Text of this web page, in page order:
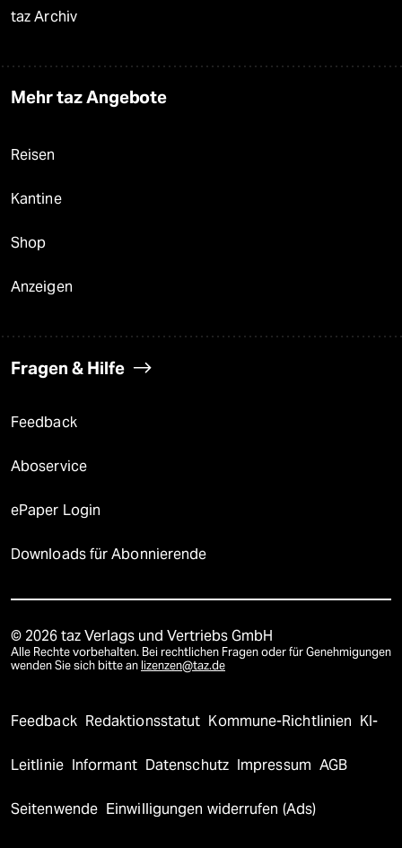
taz Archiv
Mehr taz Angebote
Reisen
Kantine
Shop
Anzeigen
Fragen & Hilfe
Feedback
Aboservice
ePaper Login
Downloads für Abonnierende
© 2026 taz Verlags und Vertriebs GmbH
Alle Rechte vorbehalten. Bei rechtlichen Fragen oder für Genehmigungen
wenden Sie sich bitte an lizenzen@taz.de
Feedback Redaktionsstatut Kommune-Richtlinien KI-
Leitlinie Informant Datenschutz Impressum AGB
Seitenwende Einwilligungen widerrufen (Ads)